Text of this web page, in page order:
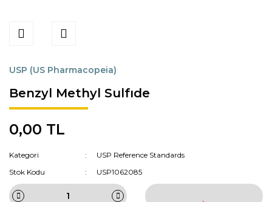
USP (US Pharmacopeia)
Benzyl Methyl Sulfıde
0,00 TL
Kategori
USP Reference Standards
Stok Kodu
USP1062085